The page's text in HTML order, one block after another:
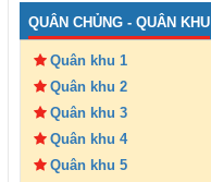
QUÂN CHỦNG - QUÂN KHU
Quân khu 1
Quân khu 2
Quân khu 3
Quân khu 4
Quân khu 5